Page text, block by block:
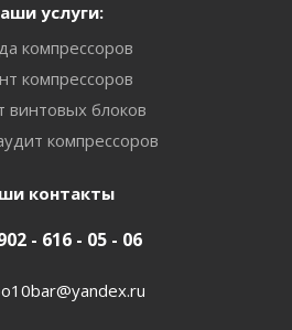
услуги:
компрессоров
компрессоров
винтовых блоков
компрессоров
контакты
- 616 - 05 - 06